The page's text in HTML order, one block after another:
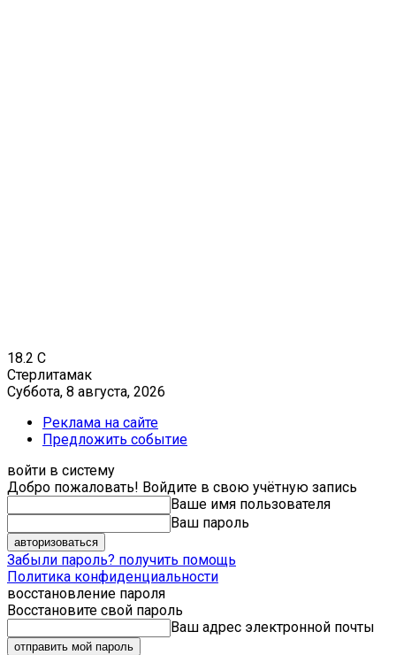
18.2 C
Стерлитамак
Суббота, 8 августа, 2026
Реклама на сайте
Предложить событие
войти в систему
Добро пожаловать! Войдите в свою учётную запись
Ваше имя пользователя
Ваш пароль
Забыли пароль? получить помощь
Политика конфиденциальности
восстановление пароля
Восстановите свой пароль
Ваш адрес электронной почты